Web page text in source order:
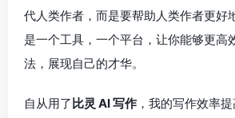
代人类作者，而是要帮助人类作者更好
是一个工具，一个平台，让你能够更高
法，展现自己的才华。
自从用了比灵 AI 写作 ，我的写作效率